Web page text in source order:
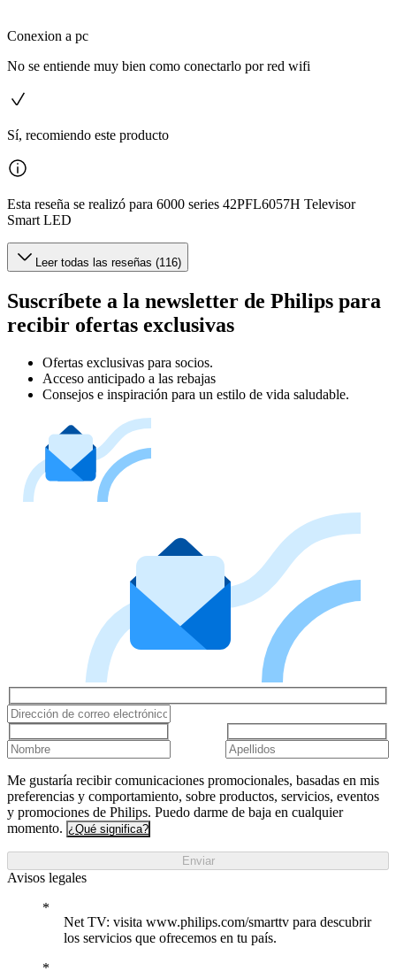
Conexion a pc
No se entiende muy bien como conectarlo por red wifi
Sí, recomiendo este producto
Esta reseña se realizó para 6000 series 42PFL6057H Televisor
Smart LED
Leer todas las reseñas (116)
Suscríbete a la newsletter de Philips para
recibir ofertas exclusivas
Ofertas exclusivas para socios.
Acceso anticipado a las rebajas
Consejos e inspiración para un estilo de vida saludable.
Me gustaría recibir comunicaciones promocionales, basadas en mis
preferencias y comportamiento, sobre productos, servicios, eventos
y promociones de Philips. Puedo darme de baja en cualquier
momento. ¿Qué significa?
Enviar
Avisos legales
Net TV: visita www.philips.com/smarttv para descubrir
los servicios que ofrecemos en tu país.